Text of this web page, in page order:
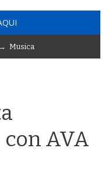
Musica
con AVA